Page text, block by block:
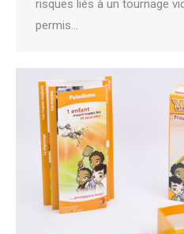
risques liés à un tournage
permis…